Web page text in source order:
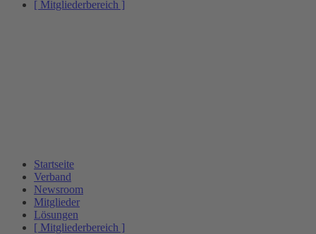
[ Mitgliederbereich ]
Startseite
Verband
Newsroom
Mitglieder
Lösungen
[ Mitgliederbereich ]